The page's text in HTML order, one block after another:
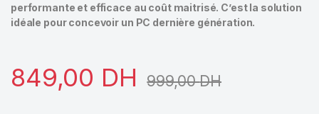
performante et efficace au coût maitrisé. C’est la solution
idéale pour concevoir un PC dernière génération.
849,00 DH 999,00DH